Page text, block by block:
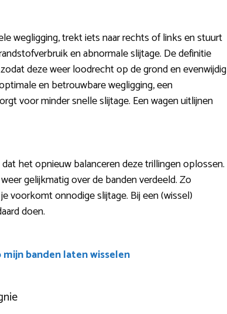
wegligging, trekt iets naar rechts of links en stuurt
en abnormale slijtage. De definitie
deze weer loodrecht op de grond en evenwijdig
en betrouwbare wegligging, een
voor minder snelle slijtage. Een wagen uitlijnen
het opnieuw balanceren deze trillingen oplossen.
gelijkmatig over de banden verdeeld. Zo
voorkomt onnodige slijtage. Bij een (wissel)
doen.
banden laten wisselen